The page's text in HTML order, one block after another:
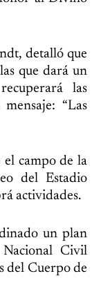
detalló que
que dará un
las
“Las
el campo de la
del Estadio
actividades.
un plan
Civil
del Cuerpo de